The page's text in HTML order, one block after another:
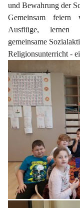
und Bewahrung der
Gemeinsam feiern
Ausflüge, lernen
gemeinsame
Religionsunterricht -